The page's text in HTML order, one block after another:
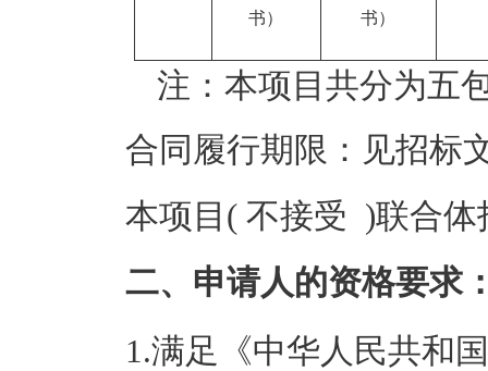
书）
书）
注：本项目共分为五
合同履行期限：见招标
本项目( 不接受 )联合体
二、申请人的资格要求
1.满足《中华人民共和